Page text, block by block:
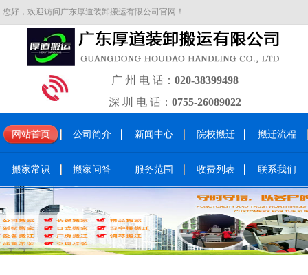
您好，欢迎访问广东厚道装卸搬运有限公司官网！
广 州 电 话： 020-38399498
深 圳 电 话： 0755-26089022
网站首页 公司简介 新闻中心 院校搬迁 搬迁流程
搬家常识 搬家问答 服务范围 收费列表 联系我们